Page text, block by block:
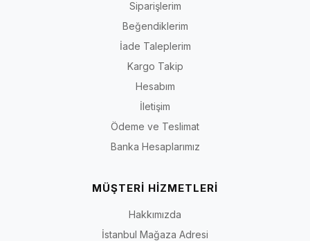
Siparişlerim
Beğendiklerim
İade Taleplerim
Kargo Takip
Hesabım
İletişim
Ödeme ve Teslimat
Banka Hesaplarımız
MÜŞTERİ HİZMETLERİ
Hakkımızda
İstanbul Mağaza Adresi